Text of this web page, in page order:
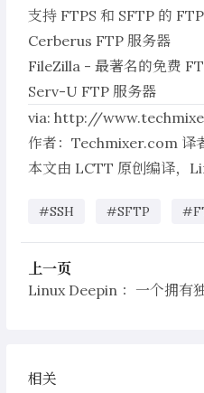
支持 FTPS 和 SFTP 的 FTP
Cerberus FTP 服务器
FileZilla - 最著名的免费
Serv-U FTP 服务器
via: http://
作者： Techmixer.com 译
本文由 LCTT 原创编译，
#SSH #SFTP
上一页
Linux Deepin ：一个拥有
相关